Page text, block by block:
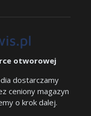
otworowej
dostarczamy
ceniony magazyn
o krok dalej.